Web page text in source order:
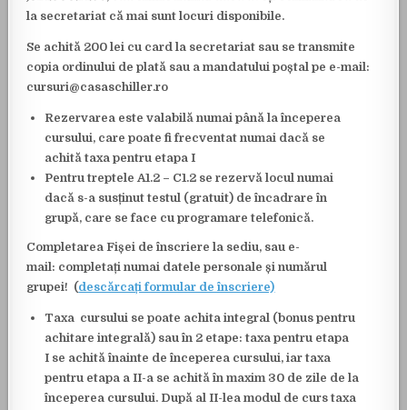
la secretariat că mai sunt locuri disponibile.
Se achită 200 lei cu card la secretariat sau se transmite
copia ordinului de plată sau a mandatului poștal pe e-mail:
cursuri@casaschiller.ro
Rezervarea este valabilă numai până la începerea
cursului, care poate fi frecventat numai dacă se
achită taxa pentru etapa I
Pentru treptele A1.2 – C1.2 se rezervăloculnumai
dacă s-a susținut testul (gratuit) de încadrare în
grupă, care se face cu programare telefonică.
Completarea Fișei de înscriere la sediu, sau e-
mail: completați numai datele personale și numărul
grupei! (descărcați formular de înscriere)
Taxa cursului se poate achita integral (bonus pentru
achitare integrală) sau în 2 etape: taxa pentru etapa
I se achită înainte de începerea cursului, iar taxa
pentru etapa a II-a se achită în maxim 30 de zile de la
începerea cursului. După al II-lea modul de curs taxa